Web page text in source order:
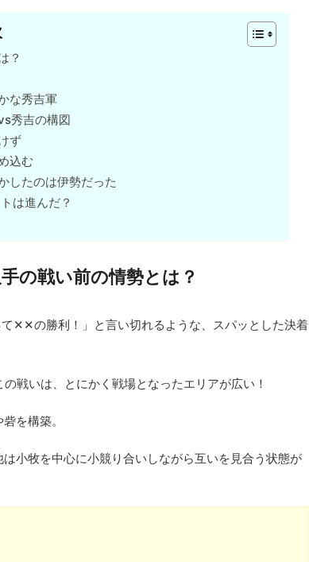
？
な秀吉軍
秀吉の構図
ず
込む
したのは伊勢だった
は進んだ？
の戦い前の情勢とは？
の勝利！」と言い切れるような、スパッとした決着
戦いは、とにかく戦場となったエリアが広い！
を構築。
小牧を中心に小競り合いしながら互いを見合う状態が